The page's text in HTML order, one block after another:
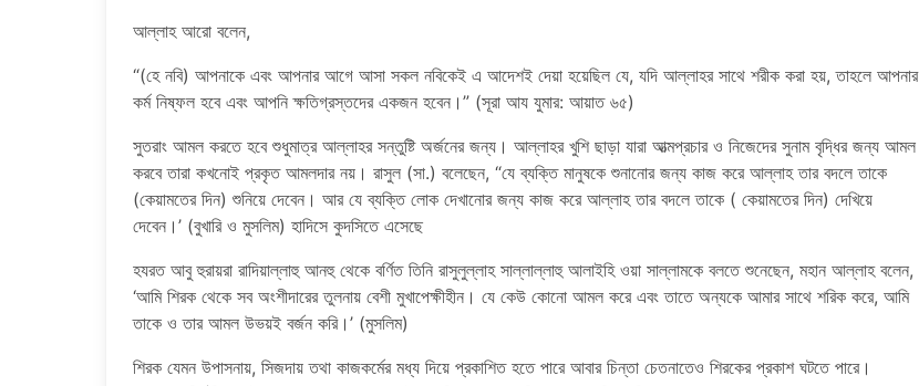
আল্লাহ আরো বলেন,
“(হে নবি) আপনাকে এবং আপনার আগে আসা সকল নবিকেই এ আদেশই দেয়া হয়েছিল যে, যদি আল্লাহর সাথে শরীক করা হয়, তাহলে আপনার
কর্ম নিষ্ফল হবে এবং আপনি ক্ষতিগ্রস্তদের একজন হবেন।” (সূরা আয যুমার: আয়াত ৬৫)
সুতরাং আমল করতে হবে শুধুমাত্র আল্লাহর সন্তুষ্টি অর্জনের জন্য। আল্লাহর খুশি ছাড়া যারা আত্মপ্রচার ও নিজেদের সুনাম বৃদ্ধির জন্য আমল
করবে তারা কখনোই প্রকৃত আমলদার নয়। রাসুল (সা.) বলেছেন, “যে ব্যক্তি মানুষকে শুনানোর জন্য কাজ করে আল্লাহ তার বদলে তাকে
(কেয়ামতের দিন) শুনিয়ে দেবেন। আর যে ব্যক্তি লোক দেখানোর জন্য কাজ করে আল্লাহ তার বদলে তাকে ( কেয়ামতের দিন) দেখিয়ে
দেবেন।’ (বুখারি ও মুসলিম) হাদিসে কুদসিতে এসেছে
হযরত আবু হুরায়রা রাদিয়াল্লাহু আনহু থেকে বর্ণিত তিনি রাসুলুল্লাহ সাল্লাল্লাহু আলাইহি ওয়া সাল্লামকে বলতে শুনেছেন, মহান আল্লাহ বলেন,
‘আমি শিরক থেকে সব অংশীদারের তুলনায় বেশী মুখাপেক্ষীহীন। যে কেউ কোনো আমল করে এবং তাতে অন্যকে আমার সাথে শরিক করে, আমি
তাকে ও তার আমল উভয়ই বর্জন করি।’ (মুসলিম)
শিরক যেমন উপাসনায়, সিজদায় তথা কাজকর্মের মধ্য দিয়ে প্রকাশিত হতে পারে আবার চিন্তা চেতনাতেও শিরকের প্রকাশ ঘটতে পারে।